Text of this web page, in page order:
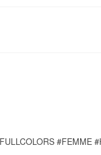
#FEMME